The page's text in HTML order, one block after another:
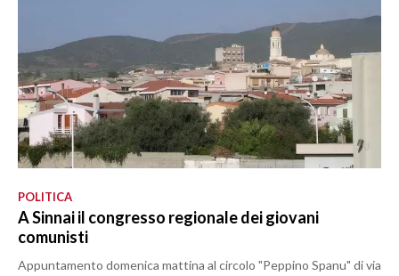
POLITICA
A Sinnai il congresso regionale dei giovani
comunisti
Appuntamento domenica mattina al circolo "Peppino Spanu" di via